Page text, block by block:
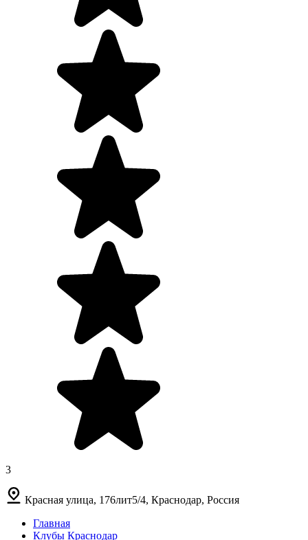
3
Красная улица, 176лит5/4, Краснодар, Россия
Главная
Клубы Краснодар